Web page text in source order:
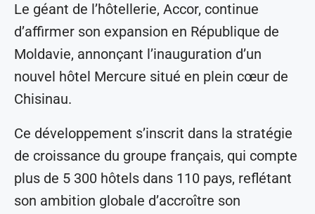
Le géant de l’hôtellerie, Accor, continue
d’affirmer son expansion en République de
Moldavie, annonçant l’inauguration d’un
nouvel hôtel Mercure situé en plein cœur de
Chisinau.
Ce développement s’inscrit dans la stratégie
de croissance du groupe français, qui compte
plus de 5 300 hôtels dans 110 pays, reflétant
son ambition globale d’accroître son